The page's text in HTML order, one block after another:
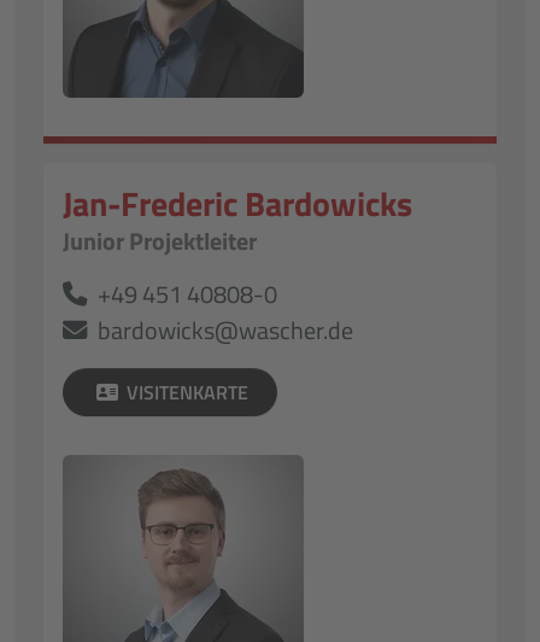
Jan-Frederic Bardowicks
Junior Projektleiter
+49 451 40808-0
bardowicks@wascher.de
VISITENKARTE